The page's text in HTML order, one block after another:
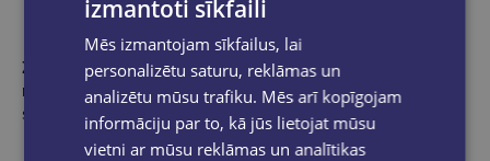
Zane Kronberga, klīniskā psiholoģe, teoloģe, mamma. Vairāk
nekā 25 gadus strādā par bērnu un pusaudžu psiholoģi,
specializējas autisma jomā.
izmantoti sīkfaili
Mēs izmantojam sīkfailus, lai
personalizētu saturu, reklāmas un
analizētu mūsu trafiku. Mēs arī kopīgojam
informāciju par to, kā jūs lietojat mūsu
vietni ar mūsu reklāmas un analītikas